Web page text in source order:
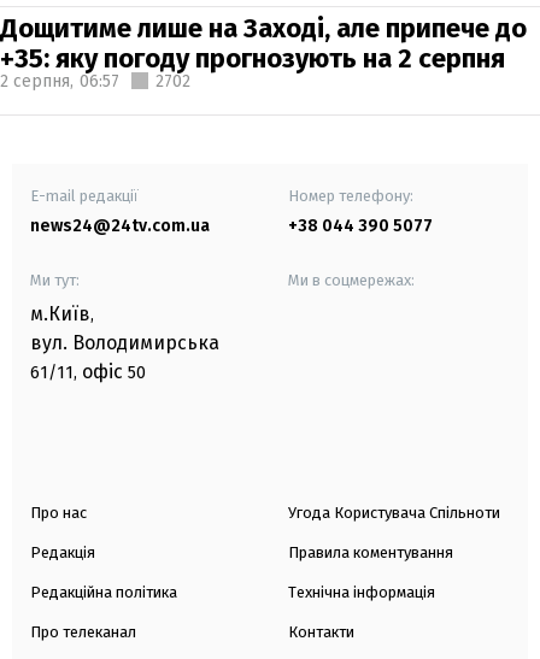
Дощитиме лише на Заході, але припече до
+35: яку погоду прогнозують на 2 серпня
2 серпня, 06:57 2702
E-mail редакції
news24@24tv.com.ua
Номер телефону:
+38 044 390 5077
Ми тут:
м.Київ,
вул. Володимирська
61/11, офіс 50
Ми в соцмережах:
Про нас
Редакція
Редакційна політика
Про телеканал
Угода Користувача Спільноти
Правила коментування
Технічна інформація
Контакти